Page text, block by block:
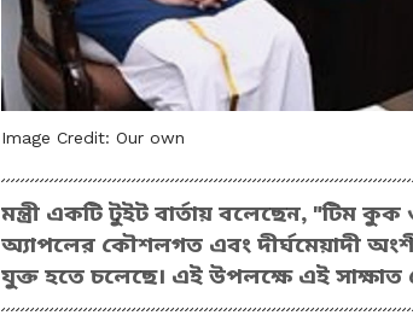
Image Credit: Our own
মন্ত্রী একটি টুইট বার্তায় বলেছেন, "টিম
অ্যাপলের কৌশলগত এবং দীর্ঘমেয়াদী
যুক্ত হতে চলেছে। এই উপলক্ষে এই